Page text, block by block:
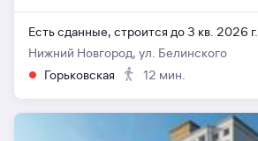
Есть сданные, строится до 3 кв. 2026 г.
Нижний Новгород, ул. Белинского
Горьковская
12 мин.